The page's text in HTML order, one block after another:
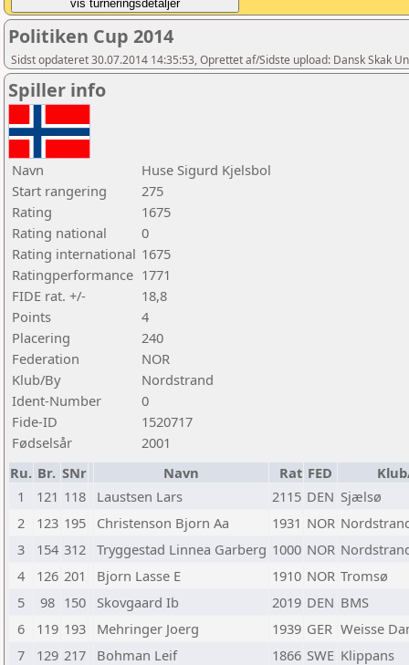
Politiken Cup 2014
Sidst opdateret 30.07.2014 14:35:53, Oprettet af/Sidste upload: Dansk Skak
Spiller info
Navn
Huse Sigurd Kjelsbol
Start rangering
275
Rating
1675
Rating national
0
Rating international 1675
Ratingperformance 1771
FIDE rat. +/-
18,8
Points
4
Placering
240
Federation
NOR
Klub/By
Nordstrand
Ident-Number
0
Fide-ID
1520717
Fødselsår
2001
Ru. Br. SNr Navn Rat FED
1
121 118 Laustsen Lars 2115 DEN Sjælsø
2
123 195 Christenson Bjorn Aa 1931 NOR
3
154 312 Tryggestad Linnea Garberg 1000 NOR
4
126 201 Bjorn Lasse E 1910 NOR Tromsø
5
98 150 Skovgaard Ib 2019 DEN BMS
6
119 193 Mehringer Joerg 1939 GER Weisse
7
129 217 Bohman Leif 1866 SWE Klippans